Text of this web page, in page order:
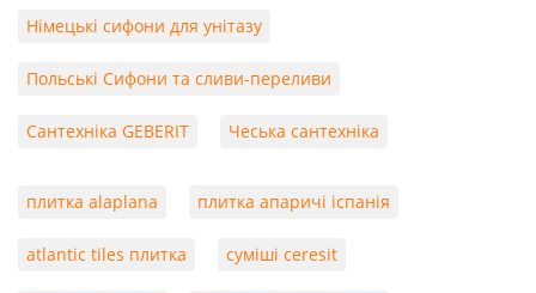
Німецькі сифони для унітазу
Польські Сифони та сливи-переливи
Сантехніка GEBERIT Чеська сантехніка
плитка alaplana плитка апаричі іспанія
atlantic tiles плитка суміші ceresit